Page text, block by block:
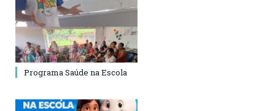
Programa Saúde na Escola